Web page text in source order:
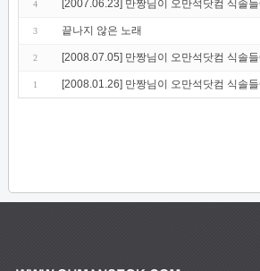
4 [2007.06.23] 만짱님이 오만석닷컴 식솔
3 끝나지 않은 노래
2 [2008.07.05] 만짱님이 오만석닷컴 식솔
1 [2008.01.26] 만짱님이 오만석닷컴 식솔